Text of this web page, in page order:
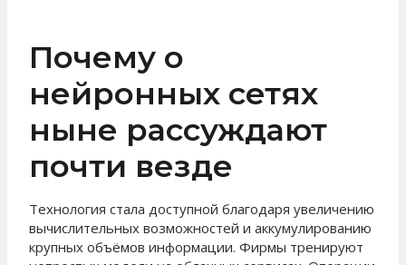
Почему о
нейронных сетях
ныне рассуждают
почти везде
Технология стала доступной благодаря увеличению
вычислительных возможностей и аккумулированию
крупных объёмов информации. Фирмы тренируют